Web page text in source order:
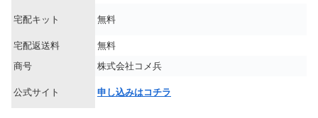
宅配キット 無料
宅配返送料
無料
商号
株式会社コメ兵
公式サイト 申し込みはコチラ